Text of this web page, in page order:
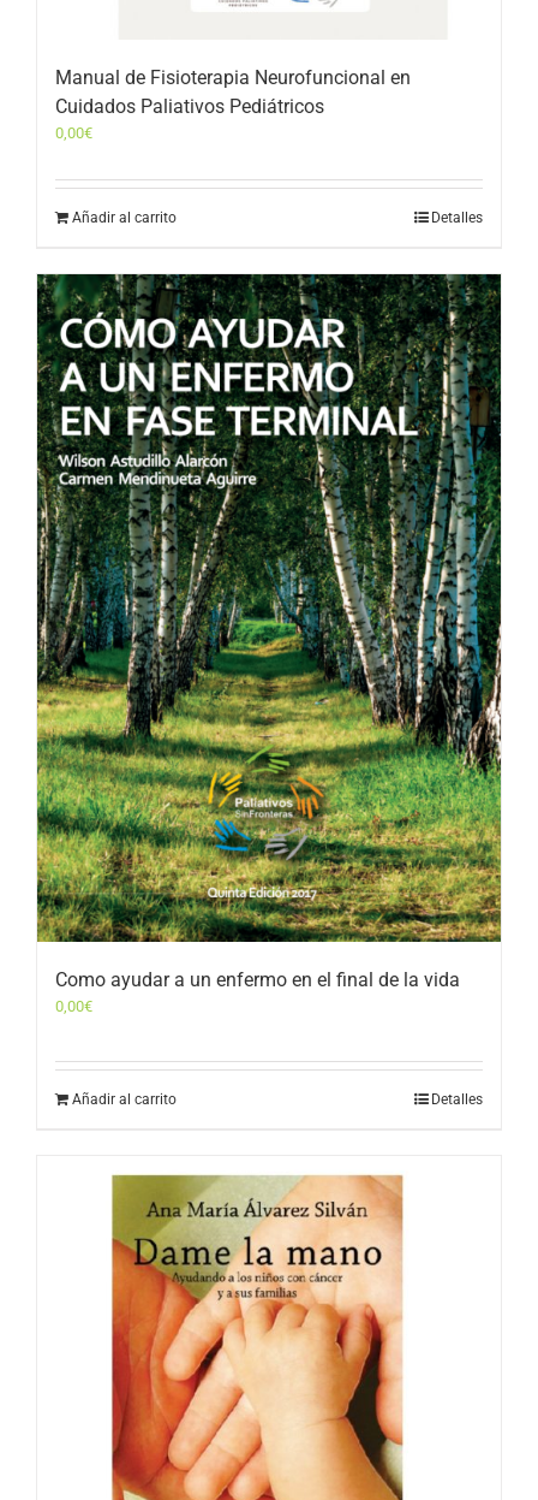
Manual de Fisioterapia Neurofuncional en
Cuidados Paliativos Pediátricos
0,00€
Añadir al carrito Detalles
Como ayudar a un enfermo en el final de la vida
0,00€
Añadir al carrito Detalles